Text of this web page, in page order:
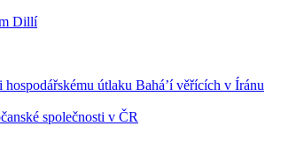
Dillí
útlaku Bahá’í věřících v Íránu
společnosti v ČR